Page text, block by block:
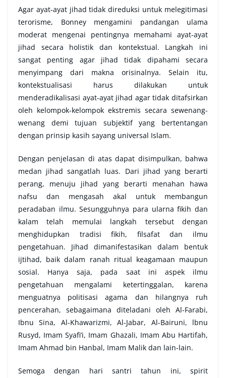
Agar ayat-ayat jihad tidak direduksi untuk melegitimasi
terorisme, Bonney mengamini pandangan ulama
moderat mengenai pentingnya memahami ayat-ayat
jihad secara holistik dan kontekstual. Langkah ini
sangat penting agar jihad tidak dipahami secara
menyimpang dari makna orisinalnya. Selain itu,
kontekstualisasi harus dilakukan untuk
menderadikalisasi ayat-ayat jihad agar tidak ditafsirkan
oleh kelompok-kelompok ekstremis secara sewenang-
wenang demi tujuan subjektif yang bertentangan
dengan prinsip kasih sayang universal Islam.
Dengan penjelasan di atas dapat disimpulkan, bahwa
medan jihad sangatlah luas. Dari jihad yang berarti
perang, menuju jihad yang berarti menahan hawa
nafsu dan mengasah akal untuk membangun
peradaban ilmu. Sesungguhnya para ularna fikih dan
kalam telah memulai langkah tersebut dengan
menghidupkan tradisi fikih, filsafat dan ilmu
pengetahuan. Jihad dimanifestasikan dalam bentuk
ijtihad, baik dalam ranah ritual keagamaan maupun
sosial. Hanya saja, pada saat ini aspek ilmu
pengetahuan mengalami ketertinggalan, karena
menguatnya politisasi agama dan hilangnya ruh
pencerahan, sebagaimana diteladani oleh Al-Farabi,
Ibnu Sina, Al-Khawarizmi, Al-Jabar, Al-Bairuni, lbnu
Rusyd, Imam Syafi’i, Imam Ghazali, Imam Abu Hartifah,
Imam Ahmad bin Hanbal, Imam Malik dan lain-lain.
Semoga dengan hari santri tahun ini, spirit